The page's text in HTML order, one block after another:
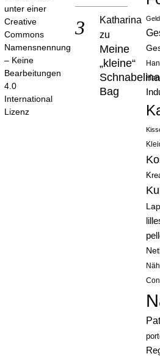
unter einer
Creative
Commons
Namensnennung
– Keine
Bearbeitungen
4.0
International
Lizenz
Katharina
zu
Meine
„kleine“
Bag